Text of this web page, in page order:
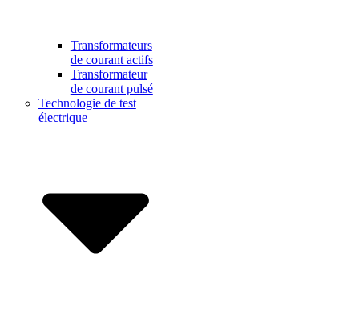
Transformateurs
de courant actifs
Transformateur
de courant pulsé
Technologie de test
électrique